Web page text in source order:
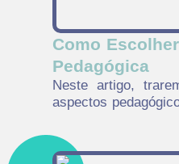
Como
Pedagógica
Neste artigo,
aspectos